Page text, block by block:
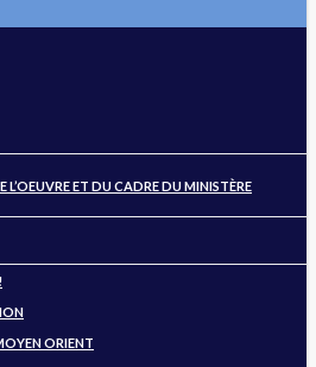
L’OEUVRE ET DU CADRE DU MINISTÈRE
ORIENT